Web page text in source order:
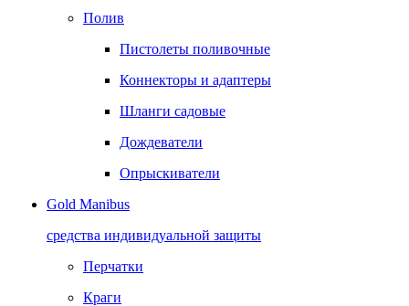
Полив
Пистолеты поливочные
Коннекторы и адаптеры
Шланги садовые
Дождеватели
Опрыскиватели
Gold Manibus
средства индивидуальной защиты
Перчатки
Краги